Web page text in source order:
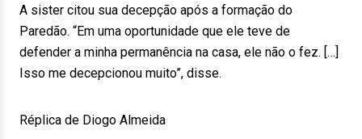
A sister citou sua decepção após a formação do
Paredão. “Em uma oportunidade que ele teve de
defender a minha permanência na casa, ele não o fez. […]
Isso me decepcionou muito”, disse.
Réplica de Diogo Almeida